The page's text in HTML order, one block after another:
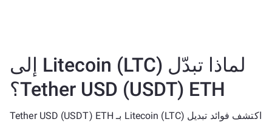
لماذا تبدّل Litecoin (LTC) إلى
Tether USD (USDT) ETH؟
اكتشف فوائد تبديل Litecoin (LTC) بـ Tether USD (USDT) ETH